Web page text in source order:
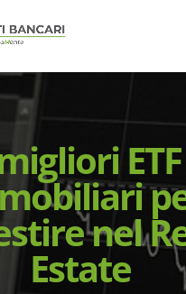
ETF
nel
Estate